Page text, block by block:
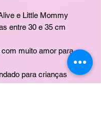
e Little Mommy
entre 30 e 35 cm
com muito amor para
para crianças
anos de idade